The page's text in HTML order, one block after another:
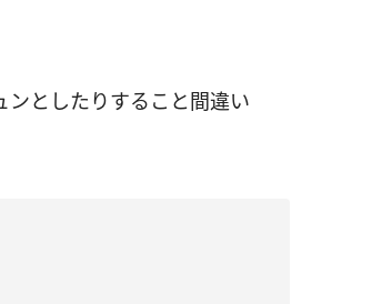
ンとしたりすること間違い